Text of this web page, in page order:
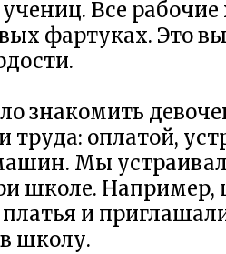
Все
фартуках. Это
знакомить
труда: оплатой,
Мы
школе. Например,
и
школу.